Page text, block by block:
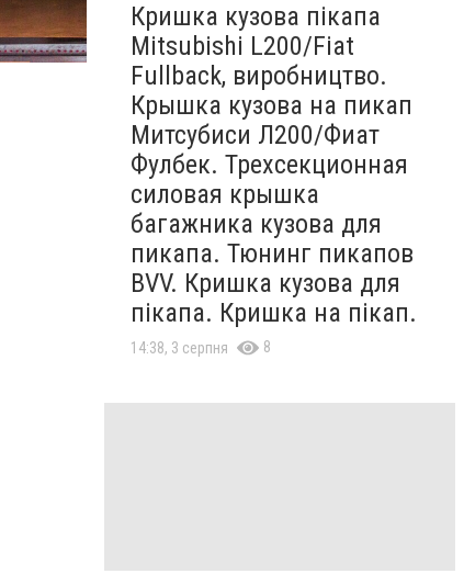
Кришка кузова пікапа
Mitsubishi L200/Fiat
Fullback, виробництво.
Крышка кузова на пикап
Митсубиси Л200/Фиат
Фулбек. Трехсекционная
силовая крышка
багажника кузова для
пикапа. Тюнинг пикапов
BVV. Кришка кузова для
пікапа. Кришка на пікап.
14:38, 3 серпня 8